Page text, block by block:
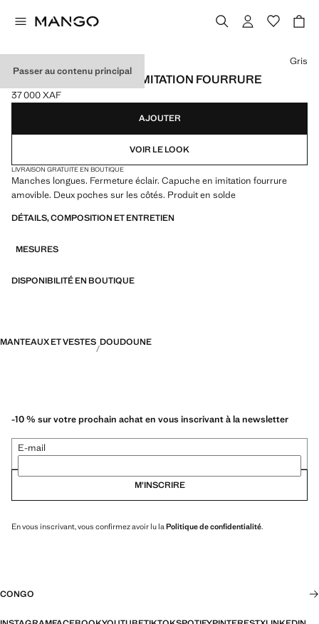
Passer au contenu principal
ANORAK À CAPUCHE IMITATION FOURRURE
Prix actuel [37 000 XAF ]
37 000 XAF
Choisissez une couleur
Gris
AJOUTER
VOIR LE LOOK
LIVRAISON GRATUITE EN BOUTIQUE
Manches longues. Fermeture éclair. Capuche en imitation fourrure
amovible. Deux poches sur les côtés. Produit en solde
DÉTAILS, COMPOSITION ET ENTRETIEN
MESURES
DISPONIBILITÉ EN BOUTIQUE
MANTEAUX ET VESTES DOUDOUNE
-10 % sur votre prochain achat en vous inscrivant à la newsletter
E-mail
M’INSCRIRE
En vous inscrivant, vous confirmez avoir lu la Politique de confidentialité.
CONGO